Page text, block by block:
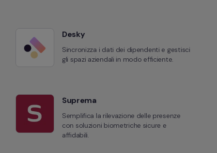
Desky
Sincronizza i dati dei dipendenti e gestisci
gli spazi aziendali in modo efficiente.
Suprema
Semplifica la rilevazione delle presenze
con soluzioni biometriche sicure e
affidabili.